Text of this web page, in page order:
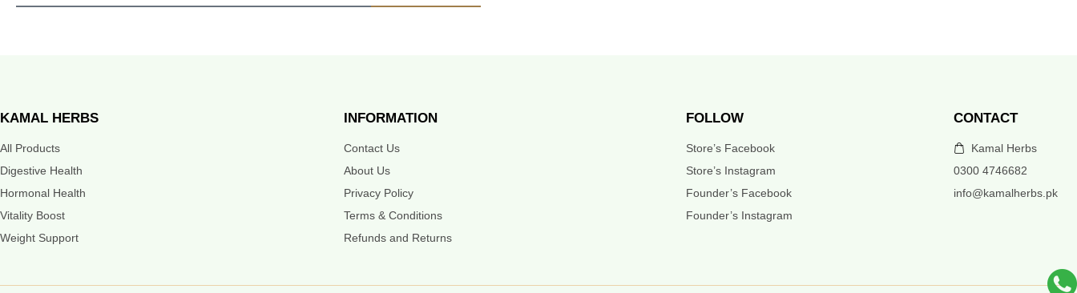
KAMAL HERBS
All Products
Digestive Health
Hormonal Health
Vitality Boost
Weight Support
INFORMATION
Contact Us
About Us
Privacy Policy
Terms & Conditions
Refunds and Returns
FOLLOW
Store’s Facebook
Store’s Instagram
Founder’s Facebook
Founder’s Instagram
CONTACT
Kamal Herbs
0300 4746682
info@kamalherbs.pk